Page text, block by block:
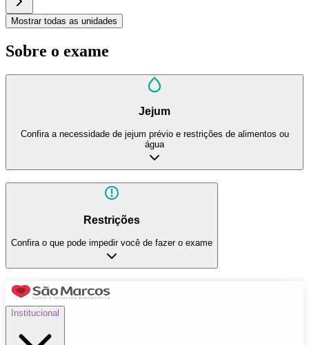
Mostrar todas as unidades
Sobre o exame
Jejum
Confira a necessidade de jejum prévio e restrições de alimentos ou
água
Restrições
Confira o que pode impedir você de fazer o exame
Institucional